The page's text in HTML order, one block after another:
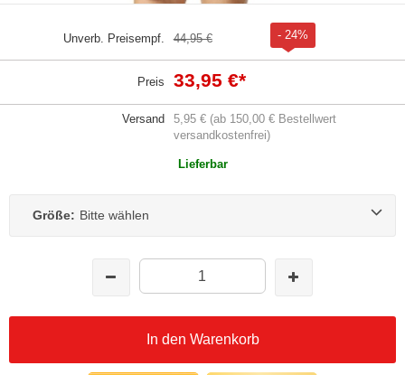
Unverb. Preisempf. 44,95 € - 24%
Preis 33,95 €*
Versand
5,95 € (ab 150,00 € Bestellwert
versandkostenfrei)
Lieferbar
Größe: Bitte wählen
In den Warenkorb